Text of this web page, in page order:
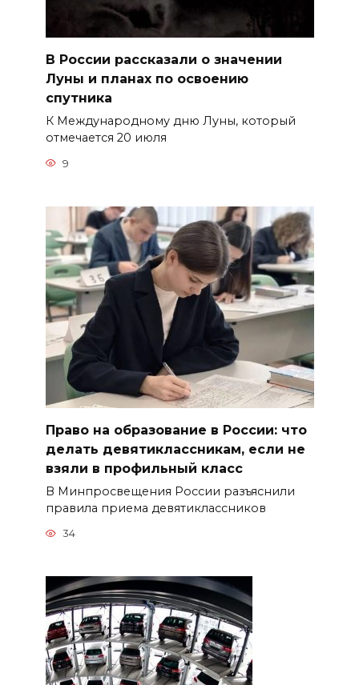
В России рассказали о значении
Луны и планах по освоению
спутника
К Международному дню Луны, который
отмечается 20 июля
9
Право на образование в России: что
делать девятиклассникам, если не
взяли в профильный класс
В Минпросвещения России разъяснили
правила приема девятиклассников
34